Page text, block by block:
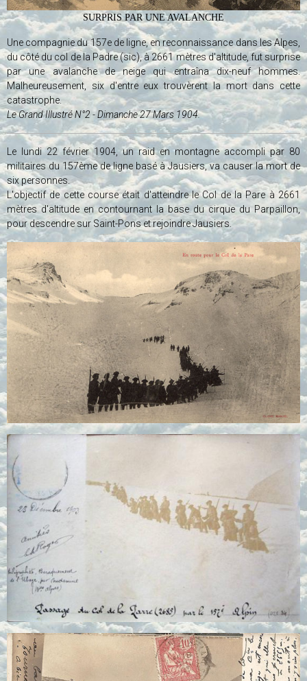
SURPRIS PAR UNE AVALANCHE
Une compagnie du 157e de ligne, en reconnaissance dans les Alpes,
du côté du col de la Padre (sic), à 2661 mètres d'altitude, fut surprise
par une avalanche de neige qui entraîna dix-neuf hommes.
Malheureusement, six d'entre eux trouvèrent la mort dans cette
catastrophe.
Le Grand Illustré N°2 - Dimanche 27 Mars 1904.
Le lundi 22 février 1904, un raid en montagne accompli par 80
militaires du 157ème de ligne basé à Jausiers, va causer la mort de
six personnes.
L'objectif de cette course était d'atteindre le Col de la Pare à 2661
mètres d'altitude en contournant la base du cirque du Parpaillon,
pour descendre sur Saint-Pons et rejoindre Jausiers.